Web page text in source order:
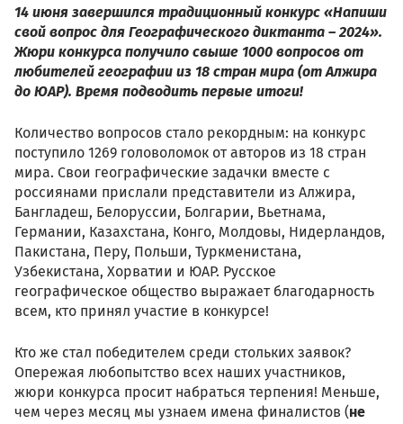
14 июня завершился традиционный конкурс «Напиши
свой вопрос для Географического диктанта – 2024».
Жюри конкурса получило свыше 1000 вопросов от
любителей географии из 18 стран мира (от Алжира
до ЮАР). Время подводить первые итоги!
Количество вопросов стало рекордным: на конкурс
поступило 1269 головоломок от авторов из 18 стран
мира. Свои географические задачки вместе с
россиянами прислали представители из Алжира,
Бангладеш, Белоруссии, Болгарии, Вьетнама,
Германии, Казахстана, Конго, Молдовы, Нидерландов,
Пакистана, Перу, Польши, Туркменистана,
Узбекистана, Хорватии и ЮАР. Русское
географическое общество выражает благодарность
всем, кто принял участие в конкурсе!
Кто же стал победителем среди стольких заявок?
Опережая любопытство всех наших участников,
жюри конкурса просит набраться терпения! Меньше,
чем через месяц мы узнаем имена финалистов (не